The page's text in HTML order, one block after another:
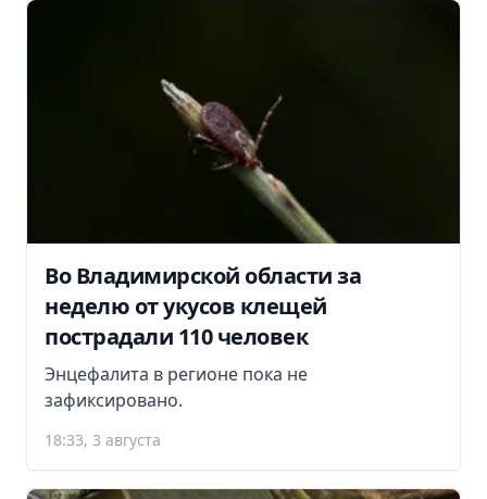
Во Владимирской области за
неделю от укусов клещей
пострадали 110 человек
Энцефалита в регионе пока не
зафиксировано.
18:33, 3 августа